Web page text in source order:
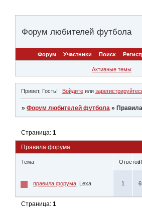
Форум любителей футбола
Форум Участники Поиск
Активные темы
Привет, Гость! Войдитеили
»Форум любителей футбола »
Правила форума
Страница:1
Тема Ответов
правила форума Lexa 1
Страница:1